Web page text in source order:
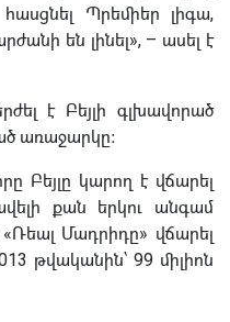
Պրեմիեր լիգա,
են լինել», – ասել է
է Բեյլի գլխավորած
առաջարկը։
Բեյլը կարող է վճարել
քան երկու անգամ
Մադրիդը» վճարել
թվականին՝ 99 միլիոն